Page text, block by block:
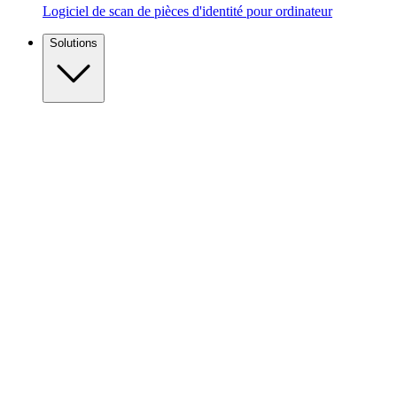
Logiciel de scan de pièces d'identité pour ordinateur
Solutions